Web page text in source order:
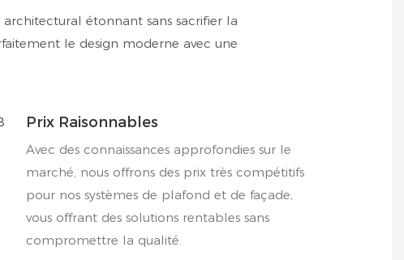
étonnant sans sacrifier la
le design moderne avec une
Prix ​​raisonnables
Avec des connaissances approfondies sur le
marché, nous offrons des prix très compétitifs
pour nos systèmes de plafond et de façade,
vous offrant des solutions rentables sans
compromettre la qualité.